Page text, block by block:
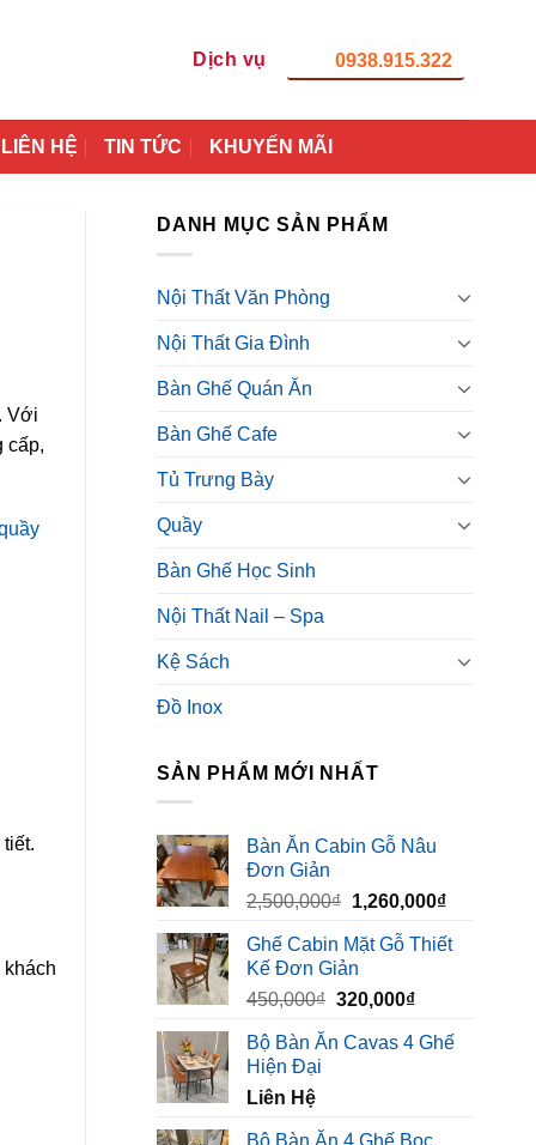
Dịch vụ 0938.915.322
LIÊN HỆ TIN TỨC KHUYẾN MÃI
Với
cấp,
DANH MỤC SẢN PHẨM
Nội Thất Văn Phòng
Nội Thất Gia Đình
Bàn Ghế Quán Ăn
Bàn Ghế Cafe
Tủ Trưng Bày
Quầy
Bàn Ghế Học Sinh
Nội Thất Nail – Spa
Kệ Sách
Đồ Inox
SẢN PHẨM MỚI NHẤT
Bàn Ăn Cabin Gỗ Nâu
Đơn Giản
2,500,000₫ Giá
là:
2,500,000₫.
1,260,000₫Giá
tại
Ghế Cabin Mặt Gỗ Thiết
Kế Đơn Giản
450,000₫ Giá
là:
320,000₫Giá
tại
Bộ Bàn Ăn Cavas 4 Ghế
Hiện Đại
Liên Hệ
Bộ Bàn Ăn 4 Ghế Bọc